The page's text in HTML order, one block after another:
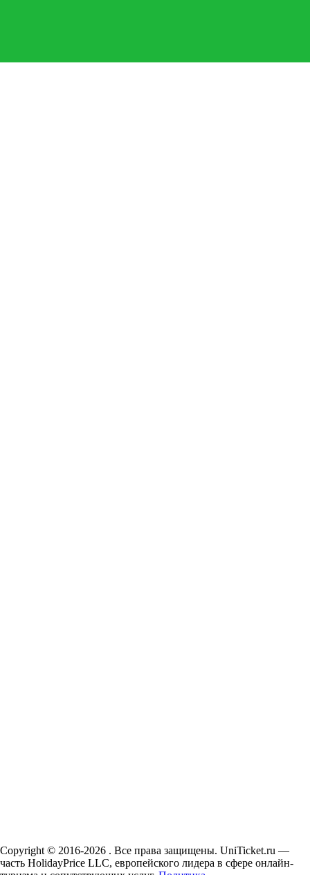
Copyright © 2016-2026 . Все права защищены. UniTicket.ru —
часть HolidayPrice LLC, европейского лидера в сфере онлайн-